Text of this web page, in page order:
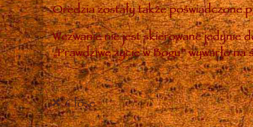
Orędzia zostały także poświadczone
Wezwanie nie jest skierowane jedynie
„Prawdziwe życie w Bogu” wywarło na
Close